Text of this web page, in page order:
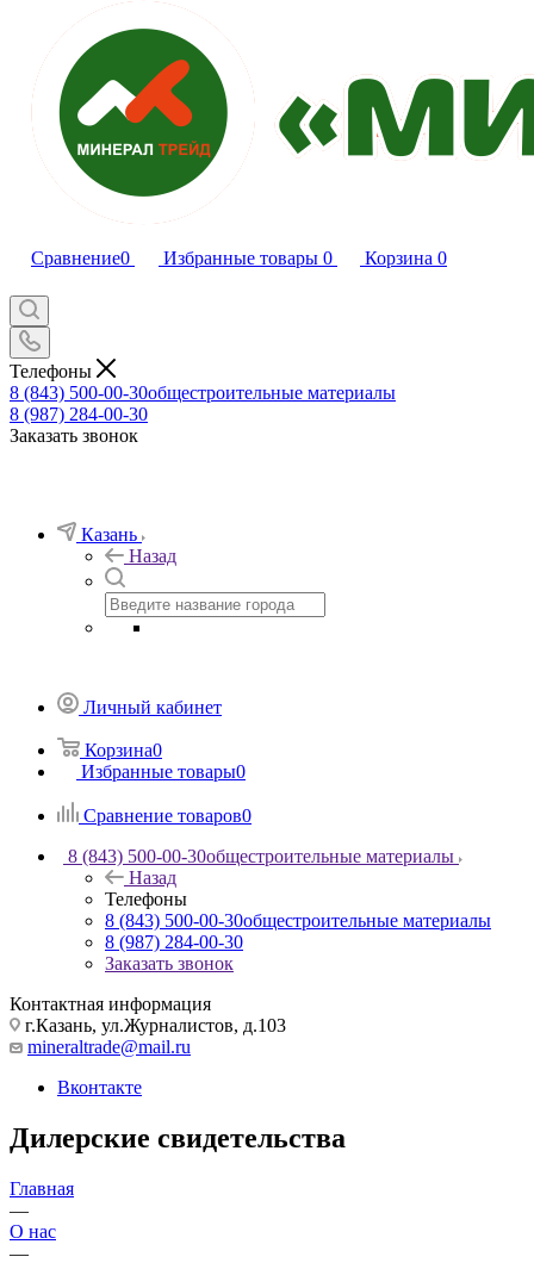
Сравнение0 Избранные товары 0 Корзина 0
Телефоны
8 (843) 500-00-30общестроительные материалы
8 (987) 284-00-30
Заказать звонок
Казань
Назад
Личный кабинет
Корзина0
Избранные товары0
Сравнение товаров0
8 (843) 500-00-30общестроительные материалы
Назад
Телефоны
8 (843) 500-00-30общестроительные материалы
8 (987) 284-00-30
Заказать звонок
Контактная информация
г.Казань, ул.Журналистов, д.103
mineraltrade@mail.ru
Вконтакте
Дилерские свидетельства
Главная
—
О нас
—